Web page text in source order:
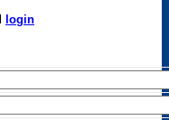
login